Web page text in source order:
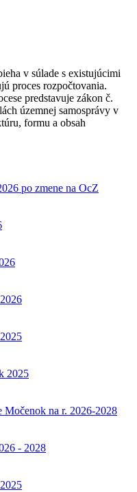
v súlade s existujúcimi
proces rozpočtovania.
predstavuje zákon č.
územnej samosprávy v
formu a obsah
po zmene na OcZ
2025
Močenok na r. 2026-2028
- 2028